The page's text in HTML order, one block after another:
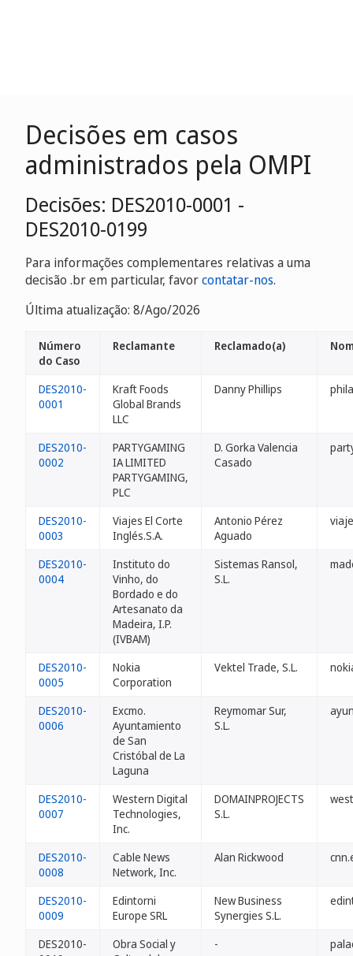
Decisões em casos
administrados pela OMPI
Decisões: DES2010-0001 -
DES2010-0199
Para informações complementares relativas a uma
decisão .br em particular, favorcontatar-nos.
Última atualização: 8/Ago/2026
Número
do Caso
Reclamante Reclamado(a)
DES2010-
0001
Kraft Foods
Global Brands
LLC
Danny Phillips
DES2010-
0002
PARTYGAMING
IA LIMITED
PARTYGAMING,
PLC
D. Gorka Valencia
Casado
DES2010-
0003
Viajes El Corte
Inglés.S.A.
Antonio Pérez
Aguado
DES2010-
0004
Instituto do
Vinho, do
Bordado e do
Artesanato da
Madeira, I.P.
(IVBAM)
Sistemas Ransol,
S.L.
DES2010-
0005
Nokia
Corporation
Vektel Trade, S.L.
DES2010-
0006
Excmo.
Ayuntamiento
de San
Cristóbal de La
Laguna
Reymomar Sur,
S.L.
DES2010-
0007
Western Digital
Technologies,
Inc.
DOMAINPROJECTS
S.L.
DES2010-
0008
Cable News
Network, Inc.
Alan Rickwood
DES2010-
0009
Edintorni
Europe SRL
New Business
Synergies S.L.
DES2010-
Obra Social y
-